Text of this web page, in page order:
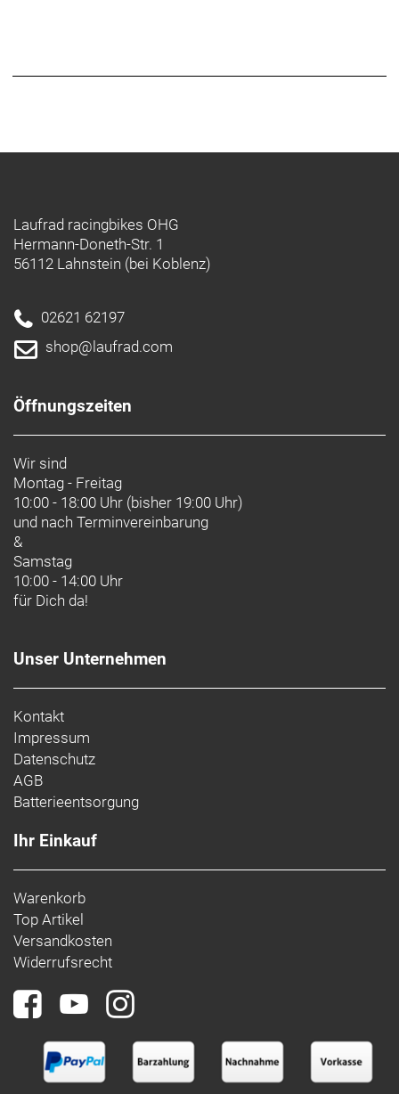
Laufrad racingbikes OHG
Hermann-Doneth-Str. 1
56112 Lahnstein (bei Koblenz)
02621 62197
shop@laufrad.com
Öffnungszeiten
Wir sind
Montag - Freitag
10:00 - 18:00 Uhr (bisher 19:00 Uhr)
und nach Terminvereinbarung
&
Samstag
10:00 - 14:00 Uhr
für Dich da!
Unser Unternehmen
Kontakt
Impressum
Datenschutz
AGB
Batterieentsorgung
Ihr Einkauf
Warenkorb
Top Artikel
Versandkosten
Widerrufsrecht